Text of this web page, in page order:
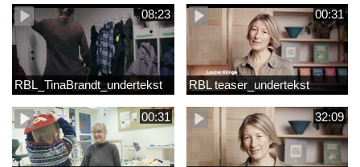
08:23
RBL_TinaBrandt_undertekst
00:31
RBL teaser_undertekst
00:31 32:09